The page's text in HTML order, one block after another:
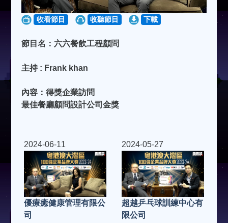
收看節目 收聽節目 下載
節目名：六六餐飲工程顧問
主持 : Frank khan
內容：得獎企業訪問
最佳餐廳顧問設計公司金獎
2024-06-11
優療癒健康管理有限公
司
2024-05-27
超越乒乓球訓練中心有
限公司